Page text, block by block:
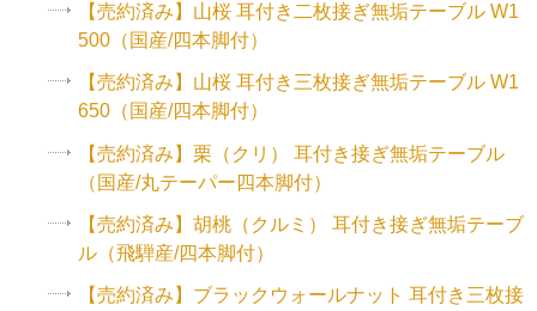
【売約済み】山桜 耳付き二枚接ぎ無垢テーブル W1
500（国産/四本脚付）
【売約済み】山桜 耳付き三枚接ぎ無垢テーブル W1
650（国産/四本脚付）
【売約済み】栗（クリ） 耳付き接ぎ無垢テーブル
（国産/丸テーパー四本脚付）
【売約済み】胡桃（クルミ） 耳付き接ぎ無垢テーブ
ル（飛騨産/四本脚付）
【売約済み】ブラックウォールナット 耳付き三枚接